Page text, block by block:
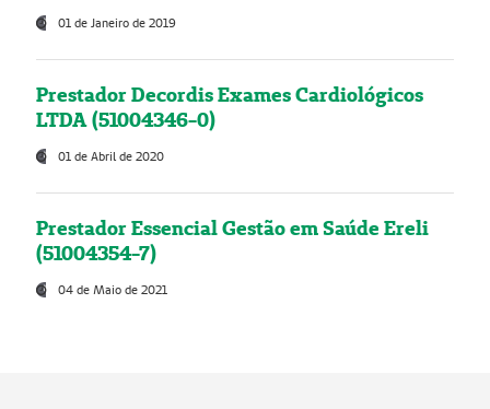
01 de Janeiro de 2019
Prestador Decordis Exames Cardiológicos
LTDA (51004346-0)
01 de Abril de 2020
Prestador Essencial Gestão em Saúde Ereli
(51004354-7)
04 de Maio de 2021